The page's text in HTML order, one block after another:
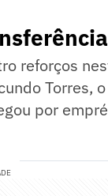
reforços
Torres,
por